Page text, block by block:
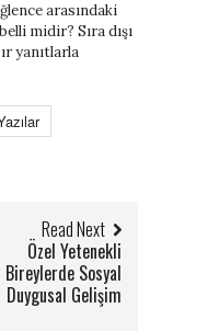
arasındaki
midir? Sıra dışı
yanıtlarla
Read Next
Özel Yetenekli
Bireylerde Sosyal
Duygusal Gelişim